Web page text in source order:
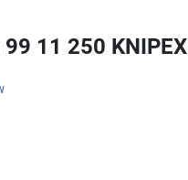
11 250 KNIPEX